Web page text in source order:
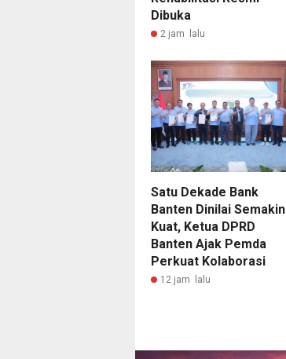
Dibuka
2 jam lalu
Satu Dekade Bank
Banten Dinilai Semakin
Kuat, Ketua DPRD
Banten Ajak Pemda
Perkuat Kolaborasi
12 jam lalu